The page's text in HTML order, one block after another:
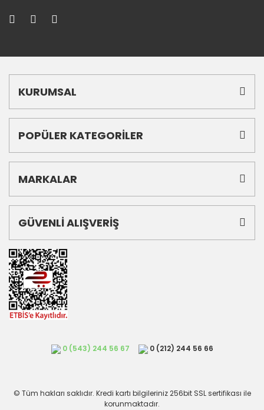
KURUMSAL
POPÜLER KATEGORİLER
MARKALAR
GÜVENLİ ALIŞVERİŞ
0 (543) 244 56 67 0 (212) 244 56 66
© Tüm hakları saklıdır. Kredi kartı bilgileriniz 256bit SSL sertifikası ile
korunmaktadır.